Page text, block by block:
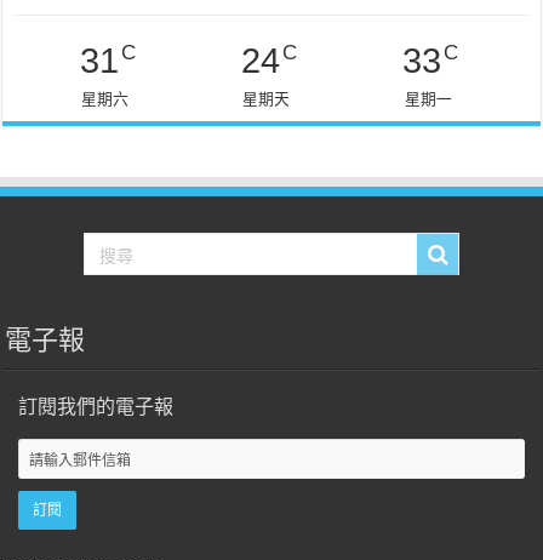
31 C
星期六
24C
星期天
33 C
星期一
電子報
訂閱我們的電子報